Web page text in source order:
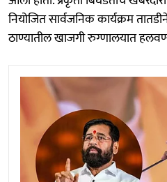
नियोजित सार्वजनिक कार्यक्रम
ठाण्यातील खाजगी रुग्णालयात